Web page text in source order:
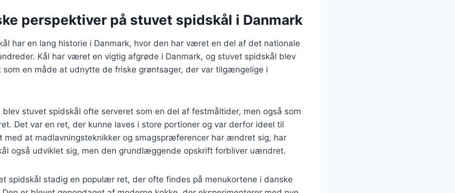
perspektiver på stuvet spidskål i Danmark
har en lang historie i Danmark, hvor den har været en del af det nationale
Kål har været en vigtig afgrøde i Danmark, og stuvet spidskål blev
en måde at udnytte de friske grøntsager, der var tilgængelige i
blev stuvet spidskål ofte serveret som en del af festmåltider, men også som
Det var en ret, der kunne laves i store portioner og var derfor ideel til
med at madlavningsteknikker og smagspræferencer har ændret sig, har
også udviklet sig, men den grundlæggende opskrift forbliver uændret.
spidskål stadig en populær ret, der ofte findes på menukortene i danske